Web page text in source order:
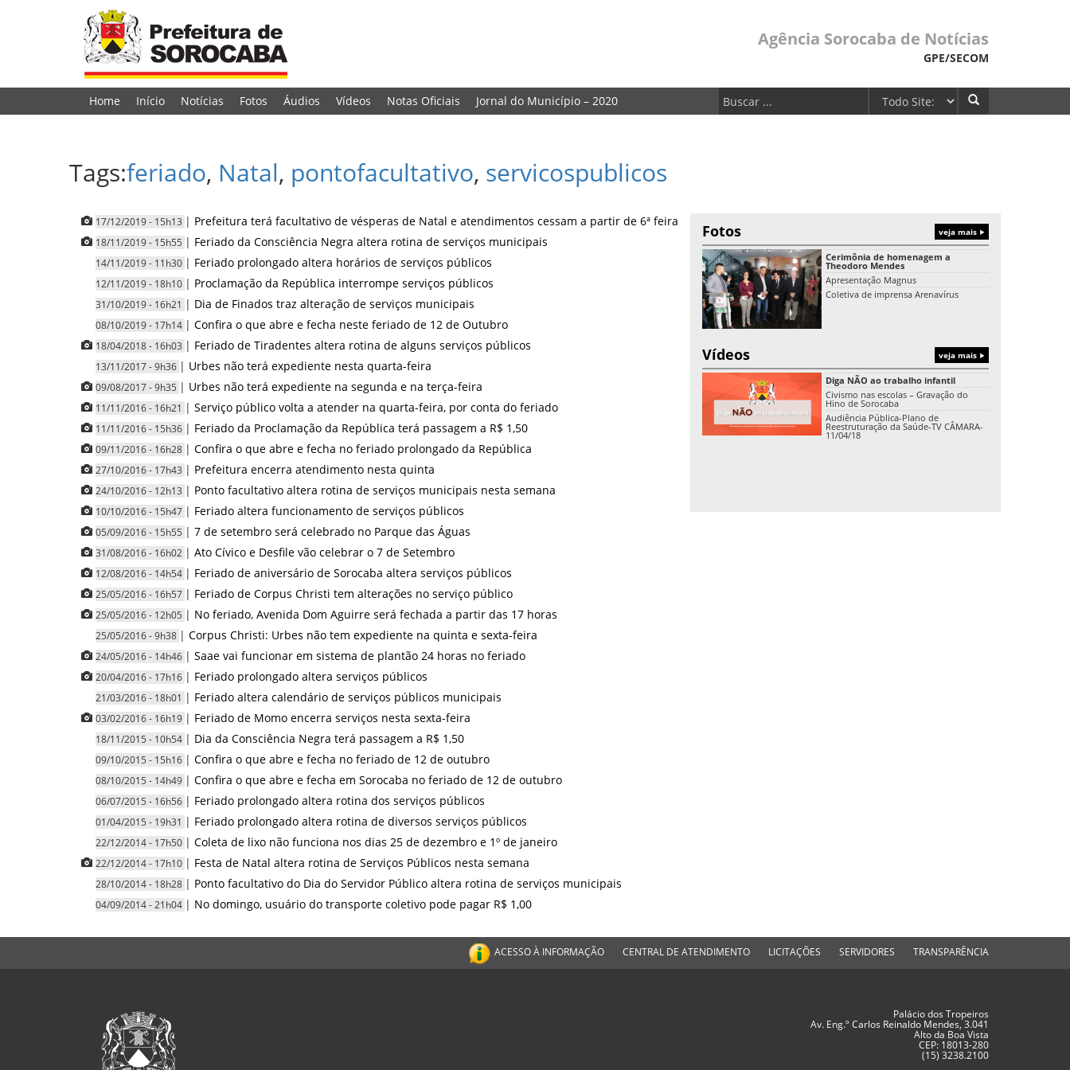
Agência Sorocaba de Notícias
GPE/SECOM
Home Início Notícias Fotos Áudios Vídeos Notas Oficiais Jornal do Município – 2020
Tags:feriado, Natal, pontofacultativo, servicospublicos
17/12/2019 - 15h13 | Prefeitura terá facultativo de vésperas de Natal e atendimentos cessam a partir de 6ª feira
18/11/2019 - 15h55 | Feriado da Consciência Negra altera rotina de serviços municipais
14/11/2019 - 11h30 | Feriado prolongado altera horários de serviços públicos
12/11/2019 - 18h10 | Proclamação da República interrompe serviços públicos
31/10/2019 - 16h21 | Dia de Finados traz alteração de serviços municipais
08/10/2019 - 17h14 | Confira o que abre e fecha neste feriado de 12 de Outubro
18/04/2018 - 16h03 | Feriado de Tiradentes altera rotina de alguns serviços públicos
13/11/2017 - 9h36 | Urbes não terá expediente nesta quarta-feira
09/08/2017 - 9h35 | Urbes não terá expediente na segunda e na terça-feira
11/11/2016 - 16h21 | Serviço público volta a atender na quarta-feira, por conta do feriado
11/11/2016 - 15h36 | Feriado da Proclamação da República terá passagem a R$ 1,50
09/11/2016 - 16h28 | Confira o que abre e fecha no feriado prolongado da República
27/10/2016 - 17h43 | Prefeitura encerra atendimento nesta quinta
24/10/2016 - 12h13 | Ponto facultativo altera rotina de serviços municipais nesta semana
10/10/2016 - 15h47 | Feriado altera funcionamento de serviços públicos
05/09/2016 - 15h55 | 7 de setembro será celebrado no Parque das Águas
31/08/2016 - 16h02 | Ato Cívico e Desfile vão celebrar o 7 de Setembro
12/08/2016 - 14h54 | Feriado de aniversário de Sorocaba altera serviços públicos
25/05/2016 - 16h57 | Feriado de Corpus Christi tem alterações no serviço público
25/05/2016 - 12h05 | No feriado, Avenida Dom Aguirre será fechada a partir das 17 horas
25/05/2016 - 9h38 | Corpus Christi: Urbes não tem expediente na quinta e sexta-feira
24/05/2016 - 14h46 | Saae vai funcionar em sistema de plantão 24 horas no feriado
20/04/2016 - 17h16 | Feriado prolongado altera serviços públicos
21/03/2016 - 18h01 | Feriado altera calendário de serviços públicos municipais
03/02/2016 - 16h19 | Feriado de Momo encerra serviços nesta sexta-feira
18/11/2015 - 10h54 | Dia da Consciência Negra terá passagem a R$ 1,50
09/10/2015 - 15h16 | Confira o que abre e fecha no feriado de 12 de outubro
08/10/2015 - 14h49 | Confira o que abre e fecha em Sorocaba no feriado de 12 de outubro
06/07/2015 - 16h56 | Feriado prolongado altera rotina dos serviços públicos
01/04/2015 - 19h31 | Feriado prolongado altera rotina de diversos serviços públicos
22/12/2014 - 17h50 | Coleta de lixo não funciona nos dias 25 de dezembro e 1º de janeiro
22/12/2014 - 17h10 | Festa de Natal altera rotina de Serviços Públicos nesta semana
28/10/2014 - 18h28 | Ponto facultativo do Dia do Servidor Público altera rotina de serviços municipais
04/09/2014 - 21h04 | No domingo, usuário do transporte coletivo pode pagar R$ 1,00
Fotos veja mais
Cerimônia de homenagem a
Theodoro Mendes
Apresentação Magnus
Coletiva de imprensa Arenavírus
Vídeos veja mais
Diga NÃO ao trabalho infantil
Civismo nas escolas – Gravação do
Hino de Sorocaba
Audiência Pública-Plano de
Reestruturação da Saúde-TV CÂMARA-
11/04/18
ACESSO À INFORMAÇÃO CENTRAL DE ATENDIMENTO LICITAÇÕES SERVIDORES TRANSPARÊNCIA
Palácio dos Tropeiros
Av. Eng.º Carlos Reinaldo Mendes, 3.041
Alto da Boa Vista
CEP: 18013-280
(15) 3238.2100